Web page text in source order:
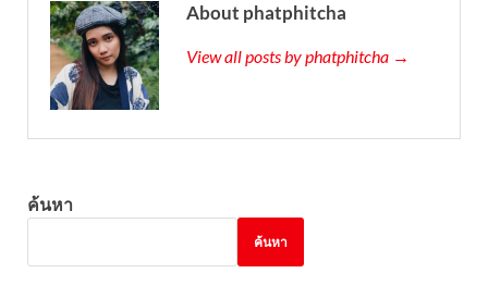
About phatphitcha
View all posts by phatphitcha →
ค้นหา
ค้นหา